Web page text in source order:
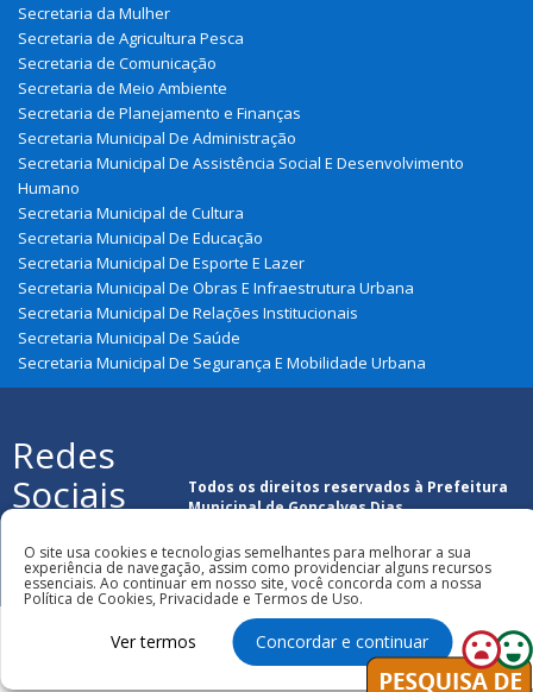
Secretaria da Mulher
Secretaria de Agricultura Pesca
Secretaria de Comunicação
Secretaria de Meio Ambiente
Secretaria de Planejamento e Finanças
Secretaria Municipal De Administração
Secretaria Municipal De Assistência Social E Desenvolvimento
Humano
Secretaria Municipal de Cultura
Secretaria Municipal De Educação
Secretaria Municipal De Esporte E Lazer
Secretaria Municipal De Obras E Infraestrutura Urbana
Secretaria Municipal De Relações Institucionais
Secretaria Municipal De Saúde
Secretaria Municipal De Segurança E Mobilidade Urbana
Redes
Sociais
Todos os direitos reservados à Prefeitura
Municipal de Gonçalves Dias
O site usa cookies e tecnologias semelhantes para melhorar a sua
experiência de navegação, assim como providenciar alguns recursos
essenciais. Ao continuar em nosso site, você concorda com a nossa
Política de Cookies, Privacidade e Termos de Uso.
Ver termos Concordar e continuar